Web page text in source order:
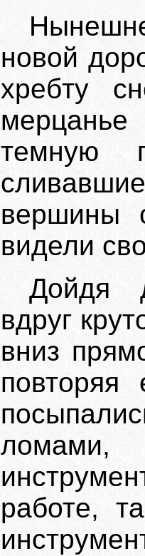
новой
хребту
темную
вершины
видели
Дойдя
вдруг
вниз
повторяя
работе,